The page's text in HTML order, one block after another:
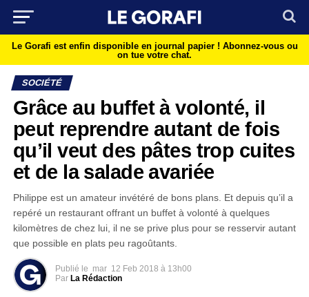
Le Gorafi est enfin disponible en journal papier ! Abonnez-vous ou
on tue votre chat.
SOCIÉTÉ
Grâce au buffet à volonté, il
peut reprendre autant de fois
qu’il veut des pâtes trop cuites
et de la salade avariée
Philippe est un amateur invétéré de bons plans. Et depuis qu’il a
repéré un restaurant offrant un buffet à volonté à quelques
kilomètres de chez lui, il ne se prive plus pour se resservir autant
que possible en plats peu ragoûtants.
Publié le mar 12 Feb 2018 à 13h00
Par La Rédaction